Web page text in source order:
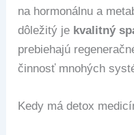
na hormonálnu a
dôležitý je kvalitný
prebiehajú
činnosť mnohých
Kedy má detox